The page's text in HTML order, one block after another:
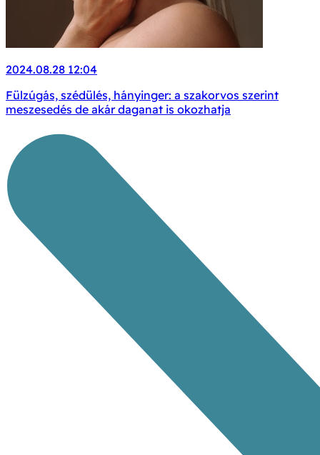
2024.08.28 12:04
Fülzúgás, szédülés, hányinger: a szakorvos szerint
meszesedés de akár daganat is okozhatja